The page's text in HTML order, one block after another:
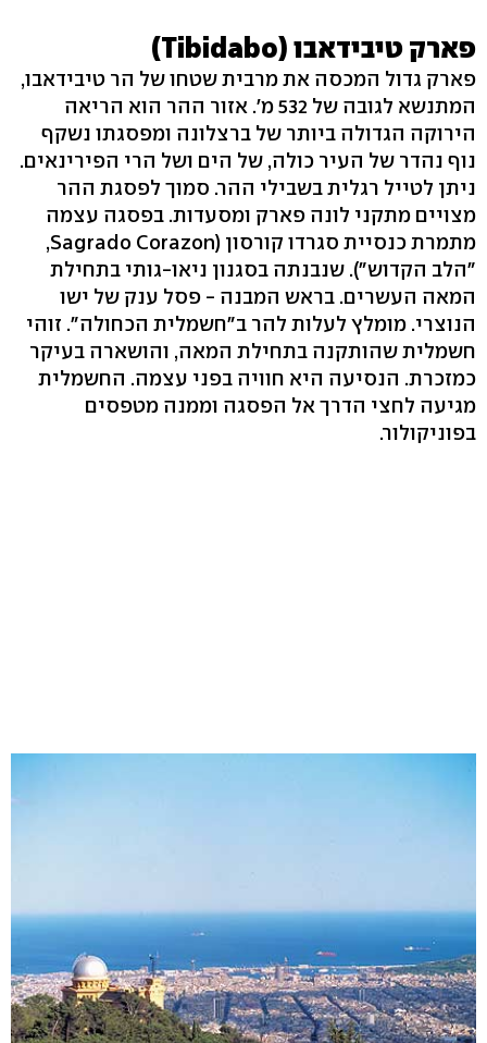
פארק טיבידאבו (Tibidabo)
פארק גדול המכסה את מרבית שטחו של הר טיבידאבו,
המתנשא לגובה של 532 מ'. אזור ההר הוא הריאה
הירוקה הגדולה ביותר של ברצלונה ומפסגתו נשקף
נוף נהדר של העיר כולה, של הים ושל הרי הפירינאים.
ניתן לטייל רגלית בשבילי ההר. סמוך לפסגת ההר
מצויים מתקני לונה פארק ומסעדות. בפסגה עצמה
מתמרת כנסיית סגרדו קורסון (Sagrado Corazon,
"הלב הקדוש"). שנבנתה בסגנון ניאו-גותי בתחילת
המאה העשרים. בראש המבנה - פסל ענק של ישו
הנוצרי. מומלץ לעלות להר ב"חשמלית הכחולה". זוהי
חשמלית שהותקנה בתחילת המאה, והושארה בעיקר
כמזכרת. הנסיעה היא חוויה בפני עצמה. החשמלית
מגיעה לחצי הדרך אל הפסגה וממנה מטפסים
בפוניקולור.